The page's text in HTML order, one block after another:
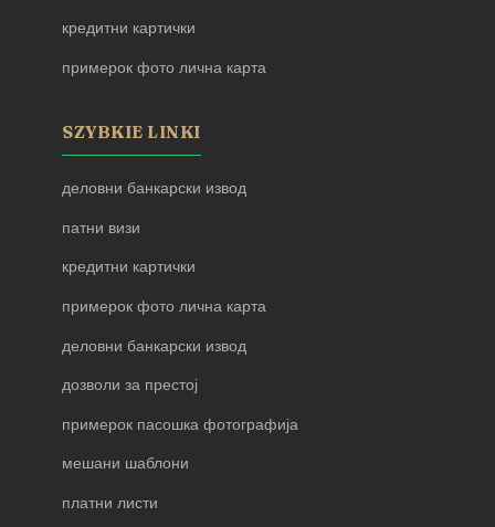
кредитни картички
примерок фото лична карта
SZYBKIE LINKI
деловни банкарски извод
патни визи
кредитни картички
примерок фото лична карта
деловни банкарски извод
дозволи за престој
примерок пасошка фотографија
мешани шаблони
платни листи